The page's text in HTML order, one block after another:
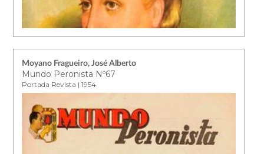
Moyano Fragueiro, José Alberto
Mundo Peronista Nº67
Portada Revista | 1954